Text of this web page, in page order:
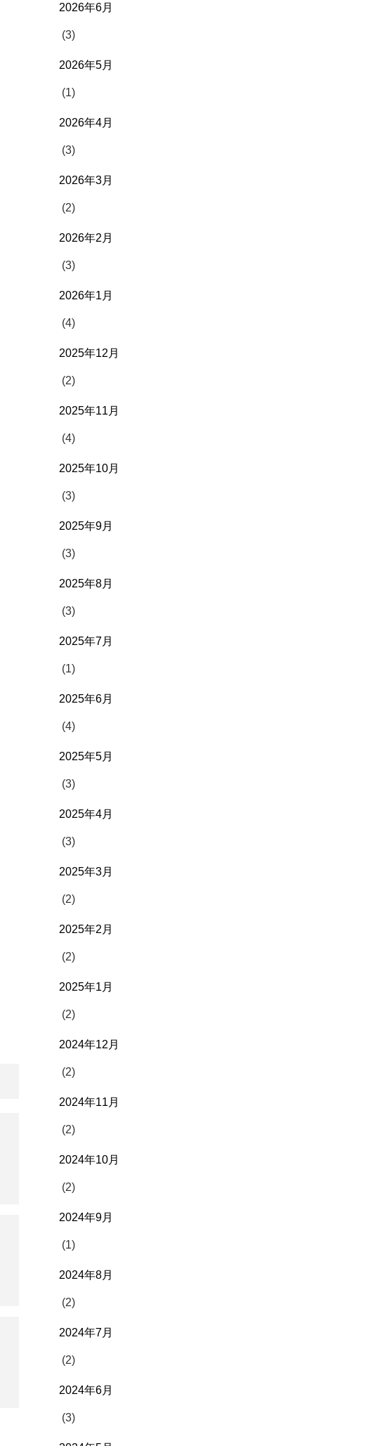
2026年6月
(3)
2026年5月
(1)
2026年4月
(3)
2026年3月
(2)
2026年2月
(3)
2026年1月
(4)
2025年12月
(2)
2025年11月
(4)
2025年10月
(3)
2025年9月
(3)
2025年8月
(3)
2025年7月
(1)
2025年6月
(4)
2025年5月
(3)
2025年4月
(3)
2025年3月
(2)
2025年2月
(2)
2025年1月
(2)
2024年12月
(2)
2024年11月
(2)
2024年10月
(2)
2024年9月
(1)
2024年8月
(2)
2024年7月
(2)
2024年6月
(3)